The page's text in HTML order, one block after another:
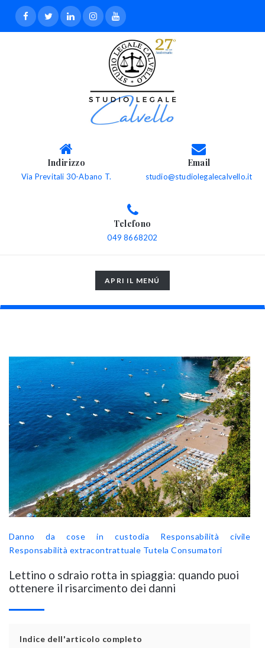
Indirizzo
Via Previtali 30-Abano T.
Email
studio@studiolegalecalvello.it
Telefono
049 8668202
TOGGLE
NAVIGATION
APRI IL MENÚ
Danno da cose in custodia
Responsabilità civile
Responsabilità extracontrattuale Tutela Consumatori
Lettino o sdraio rotta in spiaggia: quando puoi
ottenere il risarcimento dei danni
Indice dell'articolo completo